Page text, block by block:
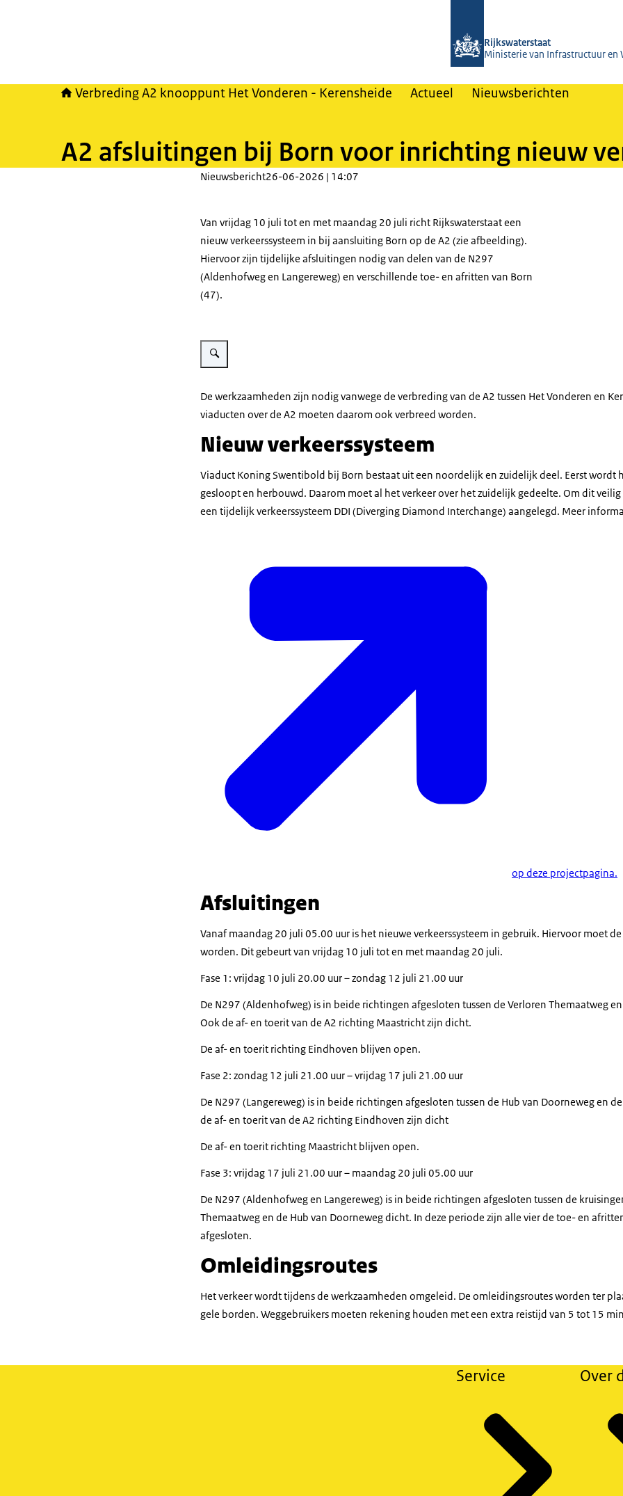
Rijkswaterstaat
Ministerie van Infrastructuur en
Verbreding A2 knooppunt Het Vonderen - Kerensheide Actueel Nieuwsberichten
A2 afsluitingen bij Born voor inrichting nieuw
Nieuwsbericht26-06-2026 | 14:07
Van vrijdag 10 juli tot en met maandag 20 juli richt Rijkswaterstaat een
nieuw verkeerssysteem in bij aansluiting Born op de A2 (zie afbeelding).
Hiervoor zijn tijdelijke afsluitingen nodig van delen van de N297
(Aldenhofweg en Langereweg) en verschillende toe- en afritten van Born
(47).
Vergroot afbeelding DDI verkeerssysteem
De werkzaamheden zijn nodig vanwege de verbreding van de A2 tussen Het Vonderen en
viaducten over de A2 moeten daarom ook verbreed worden.
Nieuw verkeerssysteem
Viaduct Koning Swentibold bij Born bestaat uit een noordelijk en zuidelijk deel. Eerst wordt
gesloopt en herbouwd. Daarom moet al het verkeer over het zuidelijk gedeelte. Om dit
een tijdelijk verkeerssysteem DDI (Diverging Diamond Interchange) aangelegd. Meer
op deze projectpagina.
Afsluitingen
Vanaf maandag 20 juli 05.00 uur is het nieuwe verkeerssysteem in gebruik. Hiervoor moet
worden. Dit gebeurt van vrijdag 10 juli tot en met maandag 20 juli.
Fase 1: vrijdag 10 juli 20.00 uur – zondag 12 juli 21.00 uur
De N297 (Aldenhofweg) is in beide richtingen afgesloten tussen de Verloren Themaatweg
Ook de af- en toerit van de A2 richting Maastricht zijn dicht.
De af- en toerit richting Eindhoven blijven open.
Fase 2: zondag 12 juli 21.00 uur – vrijdag 17 juli 21.00 uur
De N297 (Langereweg) is in beide richtingen afgesloten tussen de Hub van Doorneweg en
de af- en toerit van de A2 richting Eindhoven zijn dicht
De af- en toerit richting Maastricht blijven open.
Fase 3: vrijdag 17 juli 21.00 uur – maandag 20 juli 05.00 uur
De N297 (Aldenhofweg en Langereweg) is in beide richtingen afgesloten tussen de
Themaatweg en de Hub van Doorneweg dicht. In deze periode zijn alle vier de toe- en
afgesloten.
Omleidingsroutes
Het verkeer wordt tijdens de werkzaamheden omgeleid. De omleidingsroutes worden ter
gele borden. Weggebruikers moeten rekening houden met een extra reistijd van 5 tot 15
Service Over